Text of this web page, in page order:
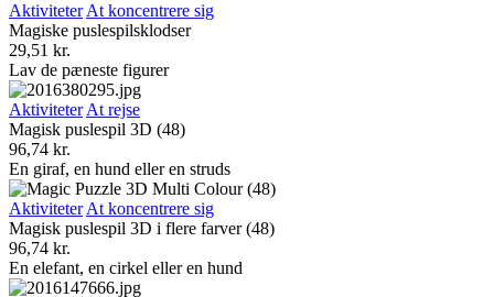
AktiviteterAt koncentrere sig
Magiske puslespilsklodser
29,51 kr.
Lav de pæneste figurer
AktiviteterAt rejse
Magisk puslespil 3D (48)
96,74 kr.
En giraf, en hund eller en struds
AktiviteterAt koncentrere sig
Magisk puslespil 3D i flere farver (48)
96,74 kr.
En elefant, en cirkel eller en hund